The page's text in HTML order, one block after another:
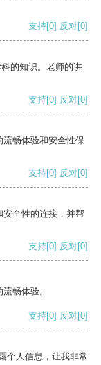
支持[0] 反对[0]
的知识。老师的讲
支持[0] 反对[0]
畅体验和安全性保
支持[0] 反对[0]
全性的连接，并帮
支持[0] 反对[0]
畅体验。
支持[0] 反对[0]
个人信息，让我非常